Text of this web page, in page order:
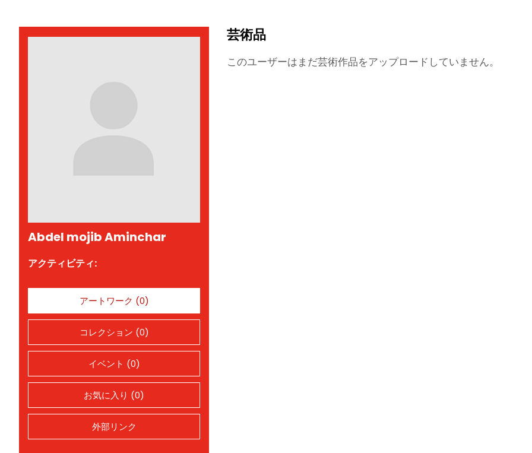
Abdel mojib Aminchar
アクティビティ:
アートワーク (0)
コレクション (0)
イベント (0)
お気に入り (0)
外部リンク
芸術品
このユーザーはまだ芸術作品をアップロードしていません。